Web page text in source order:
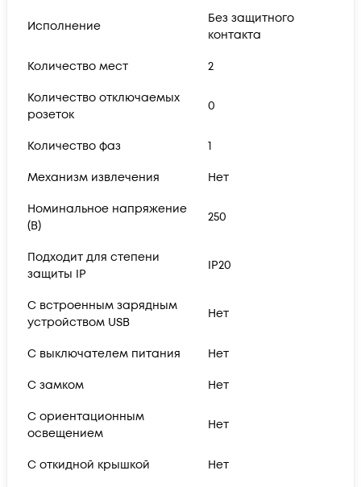
Исполнение
Без защитного
контакта
Количество мест 2
Количество отключаемых
розеток
0
Количество фаз 1
Механизм извлечения Нет
Номинальное напряжение
(В)
250
Подходит для степени
защиты IP
IP20
С встроенным зарядным
устройством USB
Нет
С выключателем питания Нет
С замком Нет
С ориентационным
освещением
Нет
С откидной крышкой Нет